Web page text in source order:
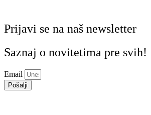
Prijavi se na naš newsletter
Saznaj o novitetima pre svih!
Email
Pošalji